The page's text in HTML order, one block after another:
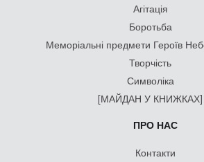
Агітація
Боротьба
Меморіальні предмети Героїв
Творчість
Символіка
[МАЙДАН У КНИЖКАХ]
ПРО НАС
Контакти